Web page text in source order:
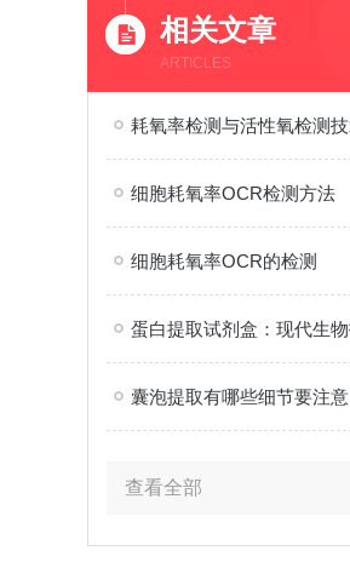
相关文章
ARTICLES
细胞耗氧率OCR检测方法
细胞耗氧率OCR的检测
囊泡提取有哪些细节要注意
查看全部